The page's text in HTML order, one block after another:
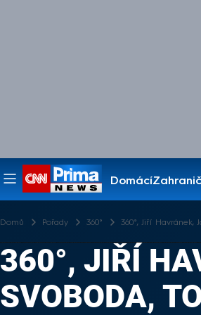
Domácí
Pořady
Domů Pořady 360° 360°, Jiří Havránek,
360°, JIŘÍ
SVOBODA,